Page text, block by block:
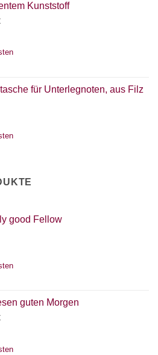
Kunststoff
für Unterlegnoten, aus Filz
good Fellow
guten Morgen